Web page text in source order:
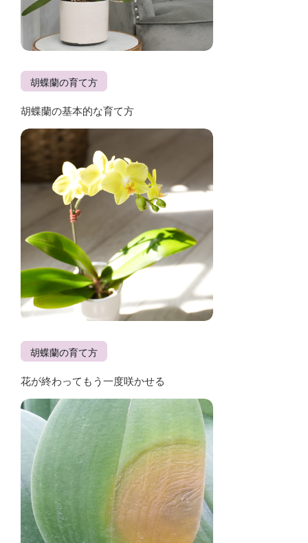
胡蝶蘭の育て方
胡蝶蘭の基本的な育て方
胡蝶蘭の育て方
花が終わってもう一度咲かせる